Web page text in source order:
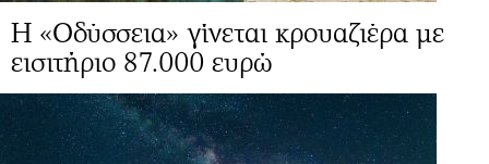
Η «Οδύσσεια» γίνεται κρουαζιέρα με
εισιτήριο 87.000 ευρώ